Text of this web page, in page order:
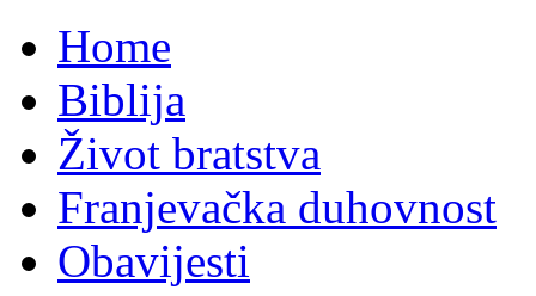
Home
Biblija
Život bratstva
Franjevačka duhovnost
Obavijesti